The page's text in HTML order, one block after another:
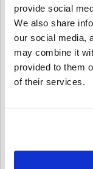
provide social
We also share
our social media,
may combine it
provided to them
of their services.
Perfekt zum
Möchtest du einen
Wähle einfach den
einer Nachricht und
drucke sie aus. Es
1. Melde dich bei